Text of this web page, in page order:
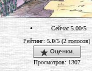
Сейчас 5.00/5
Рейтинг:5.0/5 (2 голосов)
Оценки.
Просмотров: 1307